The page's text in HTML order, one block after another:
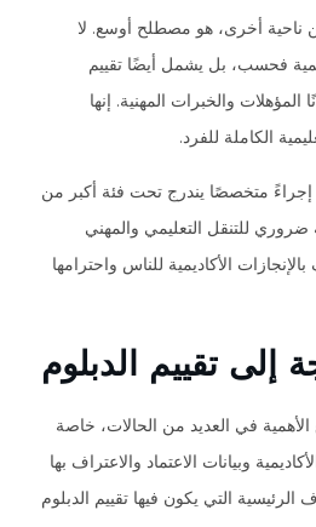
ناحية أخرى، هو مصطلح أوسع. لا
فحسب، بل يشمل أيضًا تقييم
المؤهلات والخبرات المهنية. إنها
الكاملة للفرد.
إجراءً متخصصًا يندرج تحت فئة أكبر من
ضروري للتنقل التعليمي والمهني
الأكاديمية للناس واحترامها
إلى تقييم الدبلوم
الأهمية في العديد من الحالات، خاصة
وبيانات الاعتماد والاعتراف بها
التي يكون فيها تقييم الدبلوم